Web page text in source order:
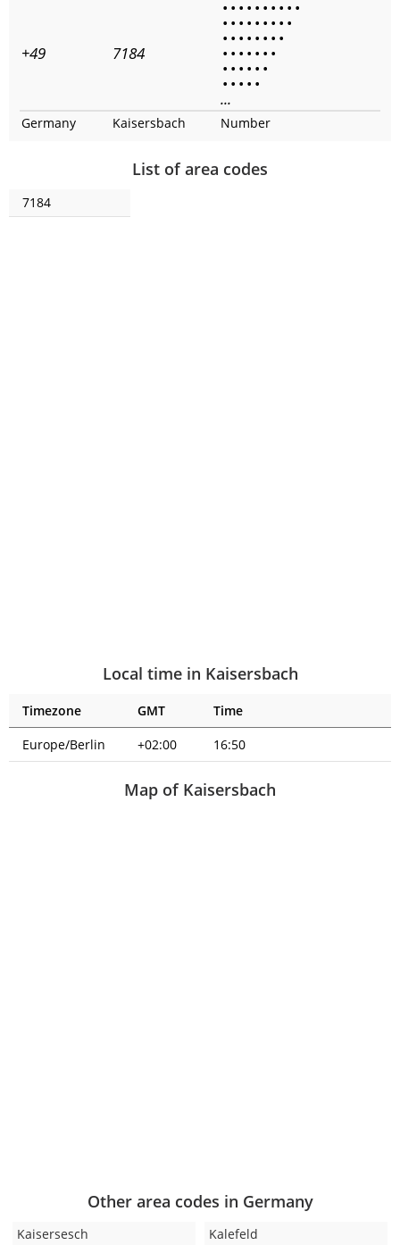
+49 7184
• • • • • • • • • •
• • • • • • • • •
• • • • • • • •
• • • • • • •
• • • • • •
• • • • •
...
Germany Kaisersbach Number
List of area codes
7184
Local time in Kaisersbach
Timezone GMT
Time
Europe/Berlin
+02:00 16:50
Map of Kaisersbach
Other area codes in Germany
Kaisersesch Kalefeld